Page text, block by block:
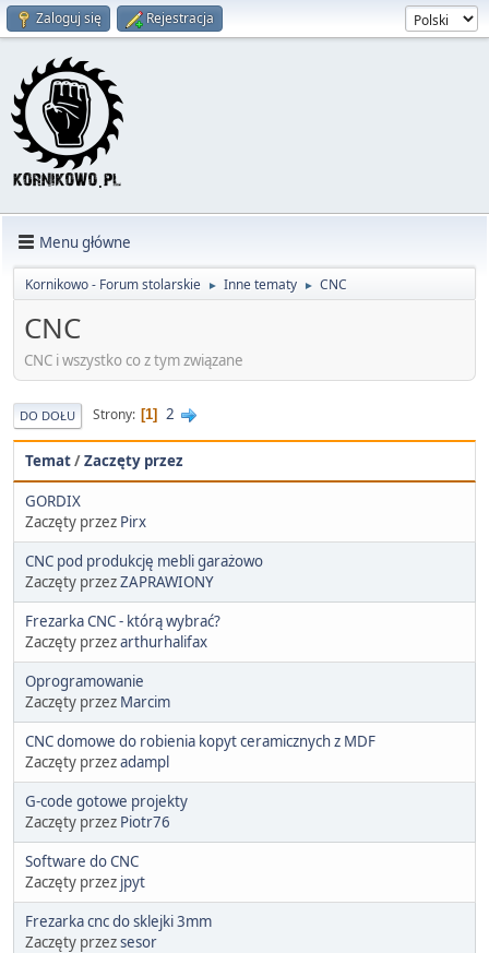
Zaloguj się Rejestracja
Menu główne
Kornikowo - Forum stolarskie ► Inne tematy ► CNC
CNC
CNC i wszystko co z tym związane
DO DOŁU Strony 1 2
Temat/Zaczęty przez
GORDIX
Zaczęty przez Pirx
CNC pod produkcję mebli garażowo
Zaczęty przezZAPRAWIONY
Frezarka CNC - którą wybrać?
Zaczęty przezarthurhalifax
Oprogramowanie
Zaczęty przez Marcim
CNC domowe do robienia kopyt ceramicznych z MDF
Zaczęty przezadampl
G-code gotowe projekty
Zaczęty przez Piotr76
Software do CNC
Zaczęty przez jpyt
Frezarka cnc do sklejki 3mm
Zaczęty przezsesor